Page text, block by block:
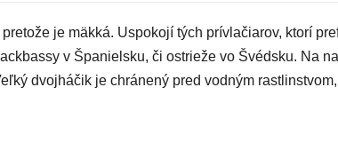
je mäkká. Uspokojí tých prívlačiarov, ktorí
v Španielsku, či ostrieže vo Švédsku. Na
dvojháčik je chránený pred vodným